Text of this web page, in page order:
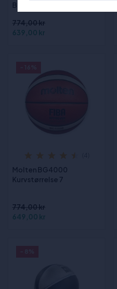
Basketball str. 6
774,00 kr
639,00 kr
Molten BG4000
Kurvstørrelse 7
774,00 kr
649,00 kr